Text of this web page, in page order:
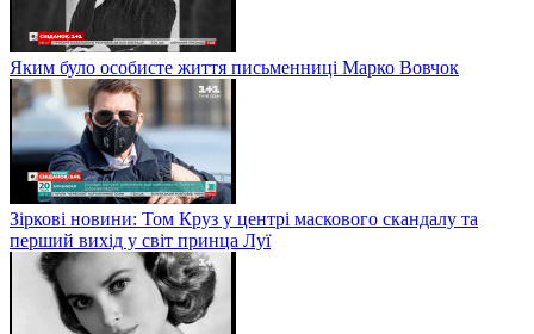
Яким було особисте життя письменниці Марко Вовчок
Зіркові новини: Том Круз у центрі маскового скандалу та
перший вихід у світ принца Луї